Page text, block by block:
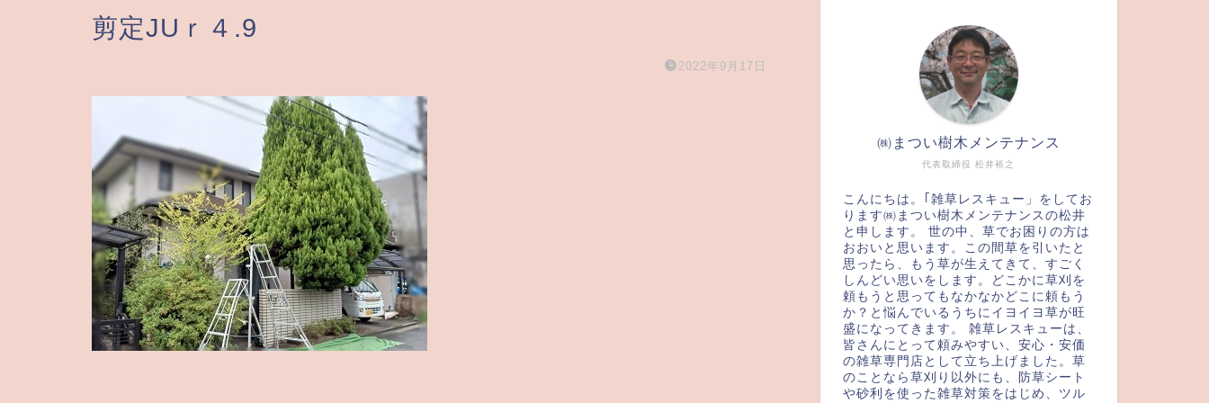
剪定JUｒ４.9
2022年9月17日
代表取締役 松井裕之
㈱まつい樹木メンテナンス
こんにちは。｢雑草レスキュー」をしてお
ります㈱まつい樹木メンテナンスの松井
と申します。 世の中、草でお困りの方は
おおいと思います。この間草を引いたと
思ったら、もう草が生えてきて、すごく
しんどい思いをします。どこかに草刈を
頼もうと思ってもなかなかどこに頼もう
か？と悩んでいるうちにイヨイヨ草が旺
盛になってきます。 雑草レスキューは、
皆さんにとって頼みやすい、安心・安価
の雑草専門店として立ち上げました。草
のことなら草刈り以外にも、防草シート
や砂利を使った雑草対策をはじめ、ツル